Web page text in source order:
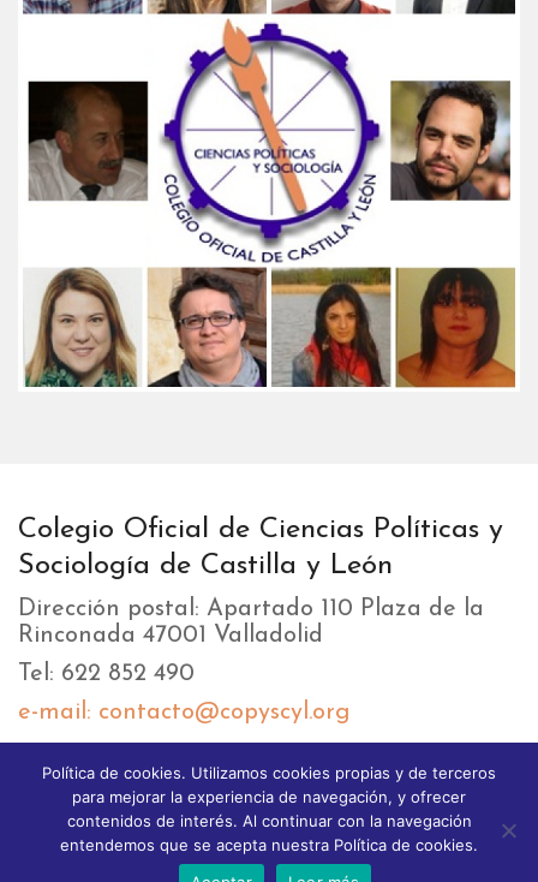
Colegio Oficial de Ciencias Políticas y
Sociología de Castilla y León
Dirección postal: Apartado 110 Plaza de la
Rinconada 47001 Valladolid
Tel: 622 852 490
e-mail: contacto@copyscyl.org
LIKEBOX
Política de cookies. Utilizamos cookies propias y de terceros
para mejorar la experiencia de navegación, y ofrecer
contenidos de interés. Al continuar con la navegación
entendemos que se acepta nuestra Política de cookies.